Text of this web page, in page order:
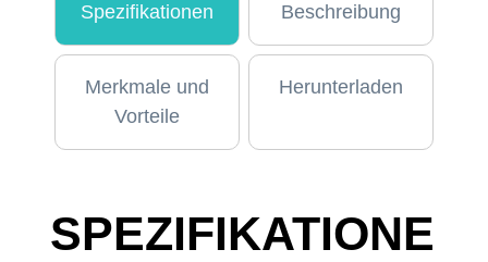
Spezifikationen Beschreibung
Merkmale und
Vorteile
Herunterladen
SPEZIFIKATIONE